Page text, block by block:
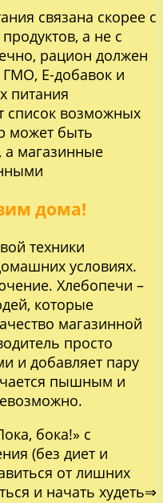
связана скорее с
а не с
рацион должен
Е-добавок и
питания
список возможных
может быть
а магазинные
дома!
техники
условиях.
Хлебопечи –
которые
магазинной
просто
и добавляет пару
пышным и
бока!» с
(без диет и
от лишних
и начать худеть⇒